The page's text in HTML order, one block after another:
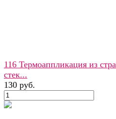
116 Термоаппликация из
стек...
130 руб.